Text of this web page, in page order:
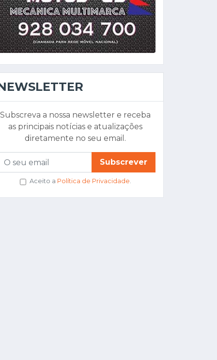
Subscreva a nossa newsletter e receba
as principais notícias e atualizações
diretamente no seu email.
Subscrever
Aceito a Política de Privacidade.